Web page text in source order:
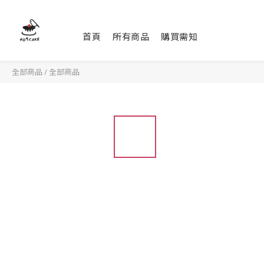
首頁 所有商品 購買需知
全部商品 / 全部商品